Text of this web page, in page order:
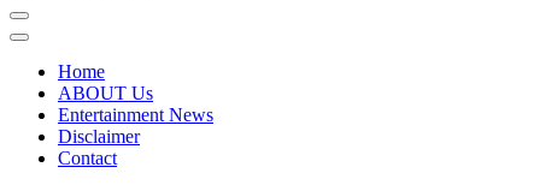
Home
ABOUT Us
Entertainment News
Disclaimer
Contact